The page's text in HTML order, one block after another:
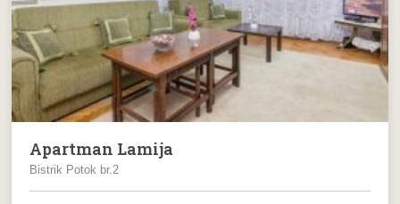
Apartman Lamija
Bistrik Potok br.2